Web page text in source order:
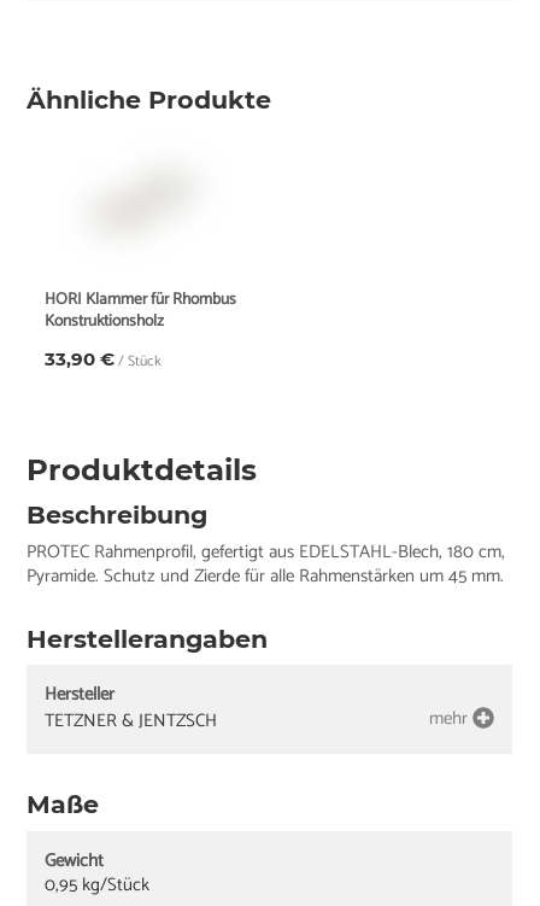
Ähnliche Produkte
HORI Klammer für Rhombus
Konstruktionsholz
33,90 €/ Stück
Produktdetails
Beschreibung
PROTEC Rahmenprofil, gefertigt aus EDELSTAHL-Blech, 180 cm,
Pyramide. Schutz und Zierde für alle Rahmenstärken um 45 mm.
Herstellerangaben
Hersteller
TETZNER & JENTZSCH
mehr
Maße
Gewicht
0,95 kg/Stück